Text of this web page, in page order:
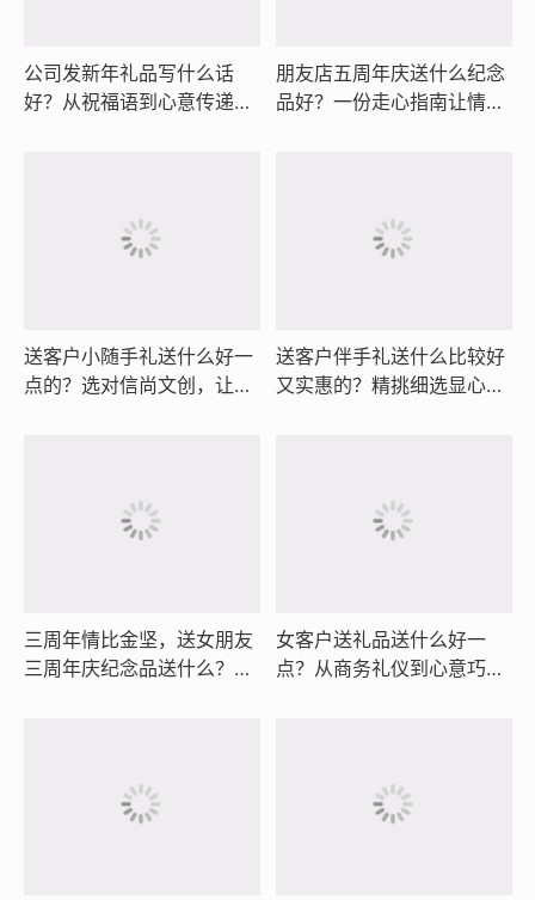
公司发新年礼品写什么话
好？从祝福语到心意传递，
朋友店五周年庆送什么纪念
品好？一份走心指南让情谊
送客户小随手礼送什么好一
点的？选对信尚文创，让心
送客户伴手礼送什么比较好
又实惠的？精挑细选显心
三周年情比金坚，送女朋友
三周年庆纪念品送什么？信
女客户送礼品送什么好一
点？从商务礼仪到心意巧